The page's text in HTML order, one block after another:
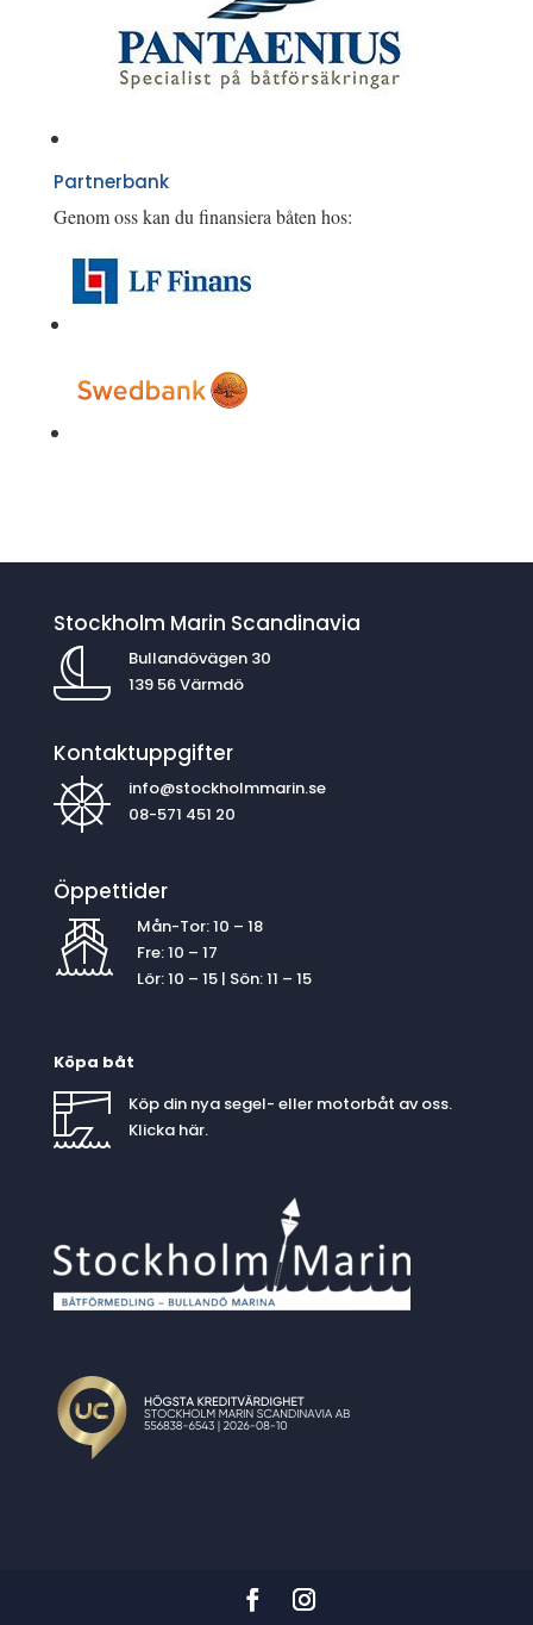
Partnerbank
Genom oss kan du finansiera båten hos:
Stockholm Marin Scandinavia
Bullandövägen 30
139 56 Värmdö
Kontaktuppgifter
info@stockholmmarin.se
08-571 451 20
Öppettider
Mån-Tor: 10 – 18
Fre: 10 – 17
Lör: 10 – 15 | Sön: 11 – 15
Köpa båt
Köp din nya segel- eller motorbåt av oss.
Klicka här.